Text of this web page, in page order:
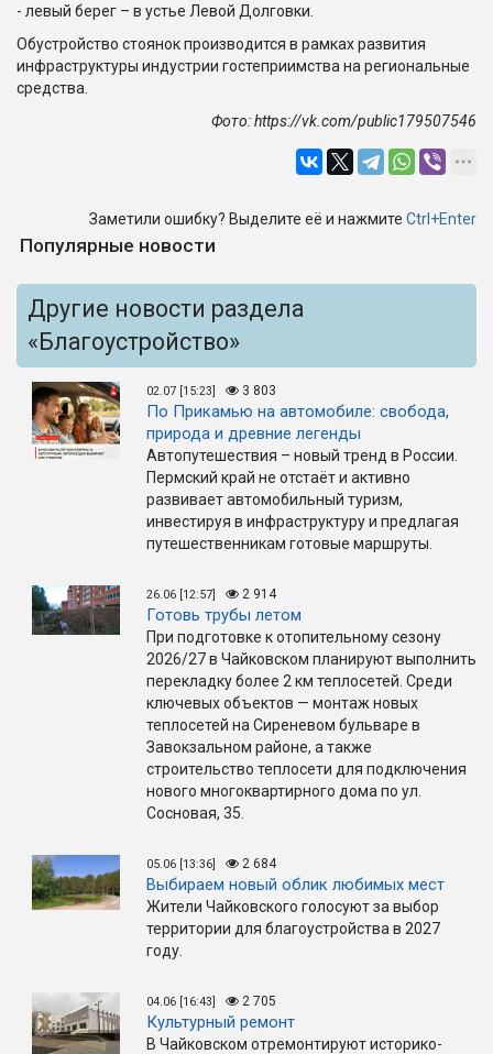
- левый берег – в устье Левой Долговки.
Обустройство стоянок производится в рамках развития
инфраструктуры индустрии гостеприимства на региональные
средства.
Фото: https://vk.com/public179507546
Заметили ошибку? Выделите её и нажмите Ctrl+Enter
Популярные новости
Другие новости раздела
«Благоустройство»
02.07 [15:23] 3 803
По Прикамью на автомобиле: свобода,
природа и древние легенды
Автопутешествия – новый тренд в России.
Пермский край не отстаёт и активно
развивает автомобильный туризм,
инвестируя в инфраструктуру и предлагая
путешественникам готовые маршруты.
26.06 [12:57] 2 914
Готовь трубы летом
При подготовке к отопительному сезону
2026/27 в Чайковском планируют выполнить
перекладку более 2 км теплосетей. Среди
ключевых объектов — монтаж новых
теплосетей на Сиреневом бульваре в
Завокзальном районе, а также
строительство теплосети для подключения
нового многоквартирного дома по ул.
Сосновая, 35.
05.06 [13:36] 2 684
Выбираем новый облик любимых мест
Жители Чайковского голосуют за выбор
территории для благоустройства в 2027
году.
04.06 [16:43] 2 705
Культурный ремонт
В Чайковском отремонтируют историко-